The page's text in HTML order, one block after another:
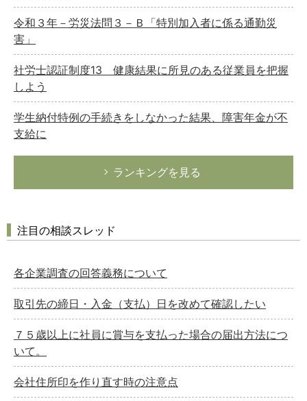
令和３年－労災法問３－Ｂ「特別加入者に係る通勤災
害」
社労士認証制度13 健康結果に所見のある従業員を把握
しよう
学生納付特例の手続きをしなかった結果、障害年金が不
支給に
ランキングを見る
注目の相談スレッド
各企業調査の回答義務について
取引先の締日・入金（支払）日を改めて確認したい
７５歳以上に社員に賞与を支払った場合の届出方法につ
いて。
会社住所印を作り直す時の注意点